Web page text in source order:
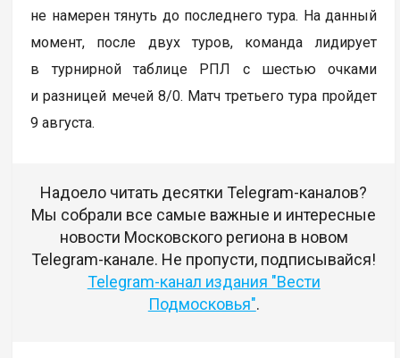
не намерен тянуть до последнего тура. На данный
момент, после двух туров, команда лидирует
в турнирной таблице РПЛ с шестью очками
и разницей мечей 8/0. Матч третьего тура пройдет
9 августа.
Надоело читать десятки Telegram-каналов?
Мы собрали все самые важные и интересные
новости Московского региона в новом
Telegram-канале. Не пропусти, подписывайся!
Telegram-канал издания "Вести
Подмосковья".